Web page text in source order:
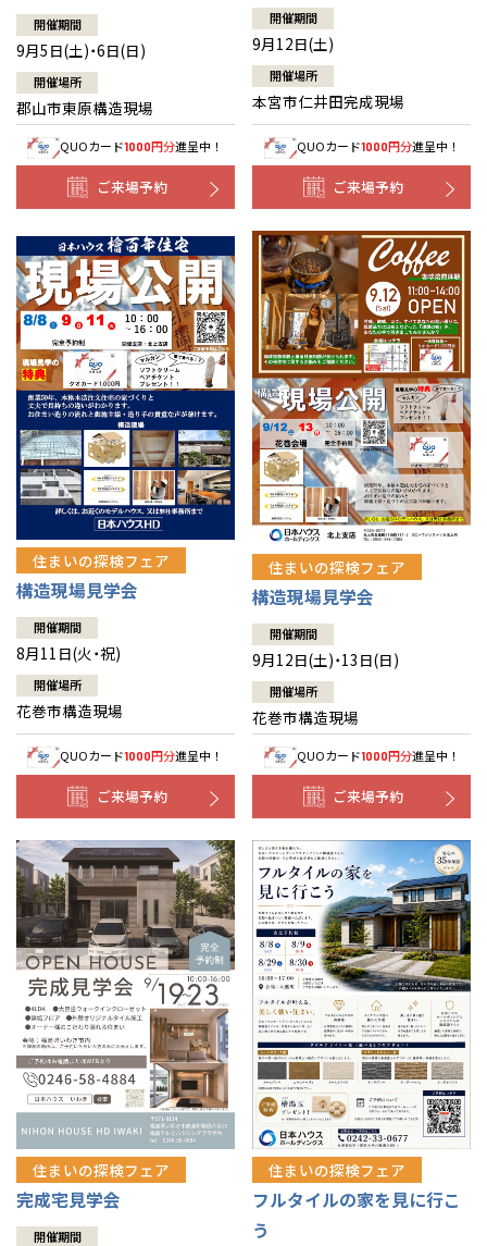
開催期間
9月5日(土)・6日(日)
開催場所
郡山市東原構造現場
QUOカード1000円分進呈中！
ご来場予約
開催期間
9月12日(土)
開催場所
本宮市仁井田完成現場
QUOカード1000円分進呈中！
ご来場予約
住まいの探検フェア
構造現場見学会
開催期間
8月11日(火・祝)
開催場所
花巻市構造現場
QUOカード1000円分進呈中！
ご来場予約
住まいの探検フェア
構造現場見学会
開催期間
9月12日(土)・13日(日)
開催場所
花巻市構造現場
QUOカード1000円分進呈中！
ご来場予約
住まいの探検フェア
完成宅見学会
開催期間
住まいの探検フェア
フルタイルの家を見に行こ
う